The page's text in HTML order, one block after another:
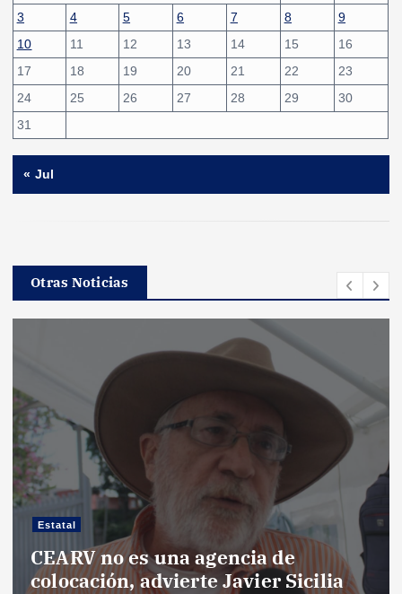
3
4 5 6 7 8
9
10
11 12 13 14 15
16
17
18 19 20 21 22
23
24
25 26 27 28 29
30
31
« Jul
Otras Noticias
Estatal
CEARV no es una agencia de
colocación, advierte Javier Sicilia